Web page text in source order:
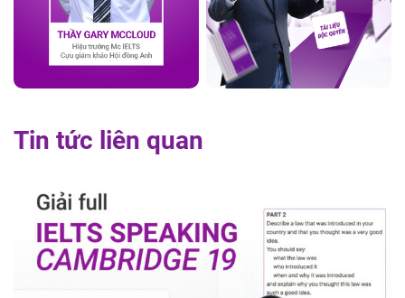
Tin tức liên quan